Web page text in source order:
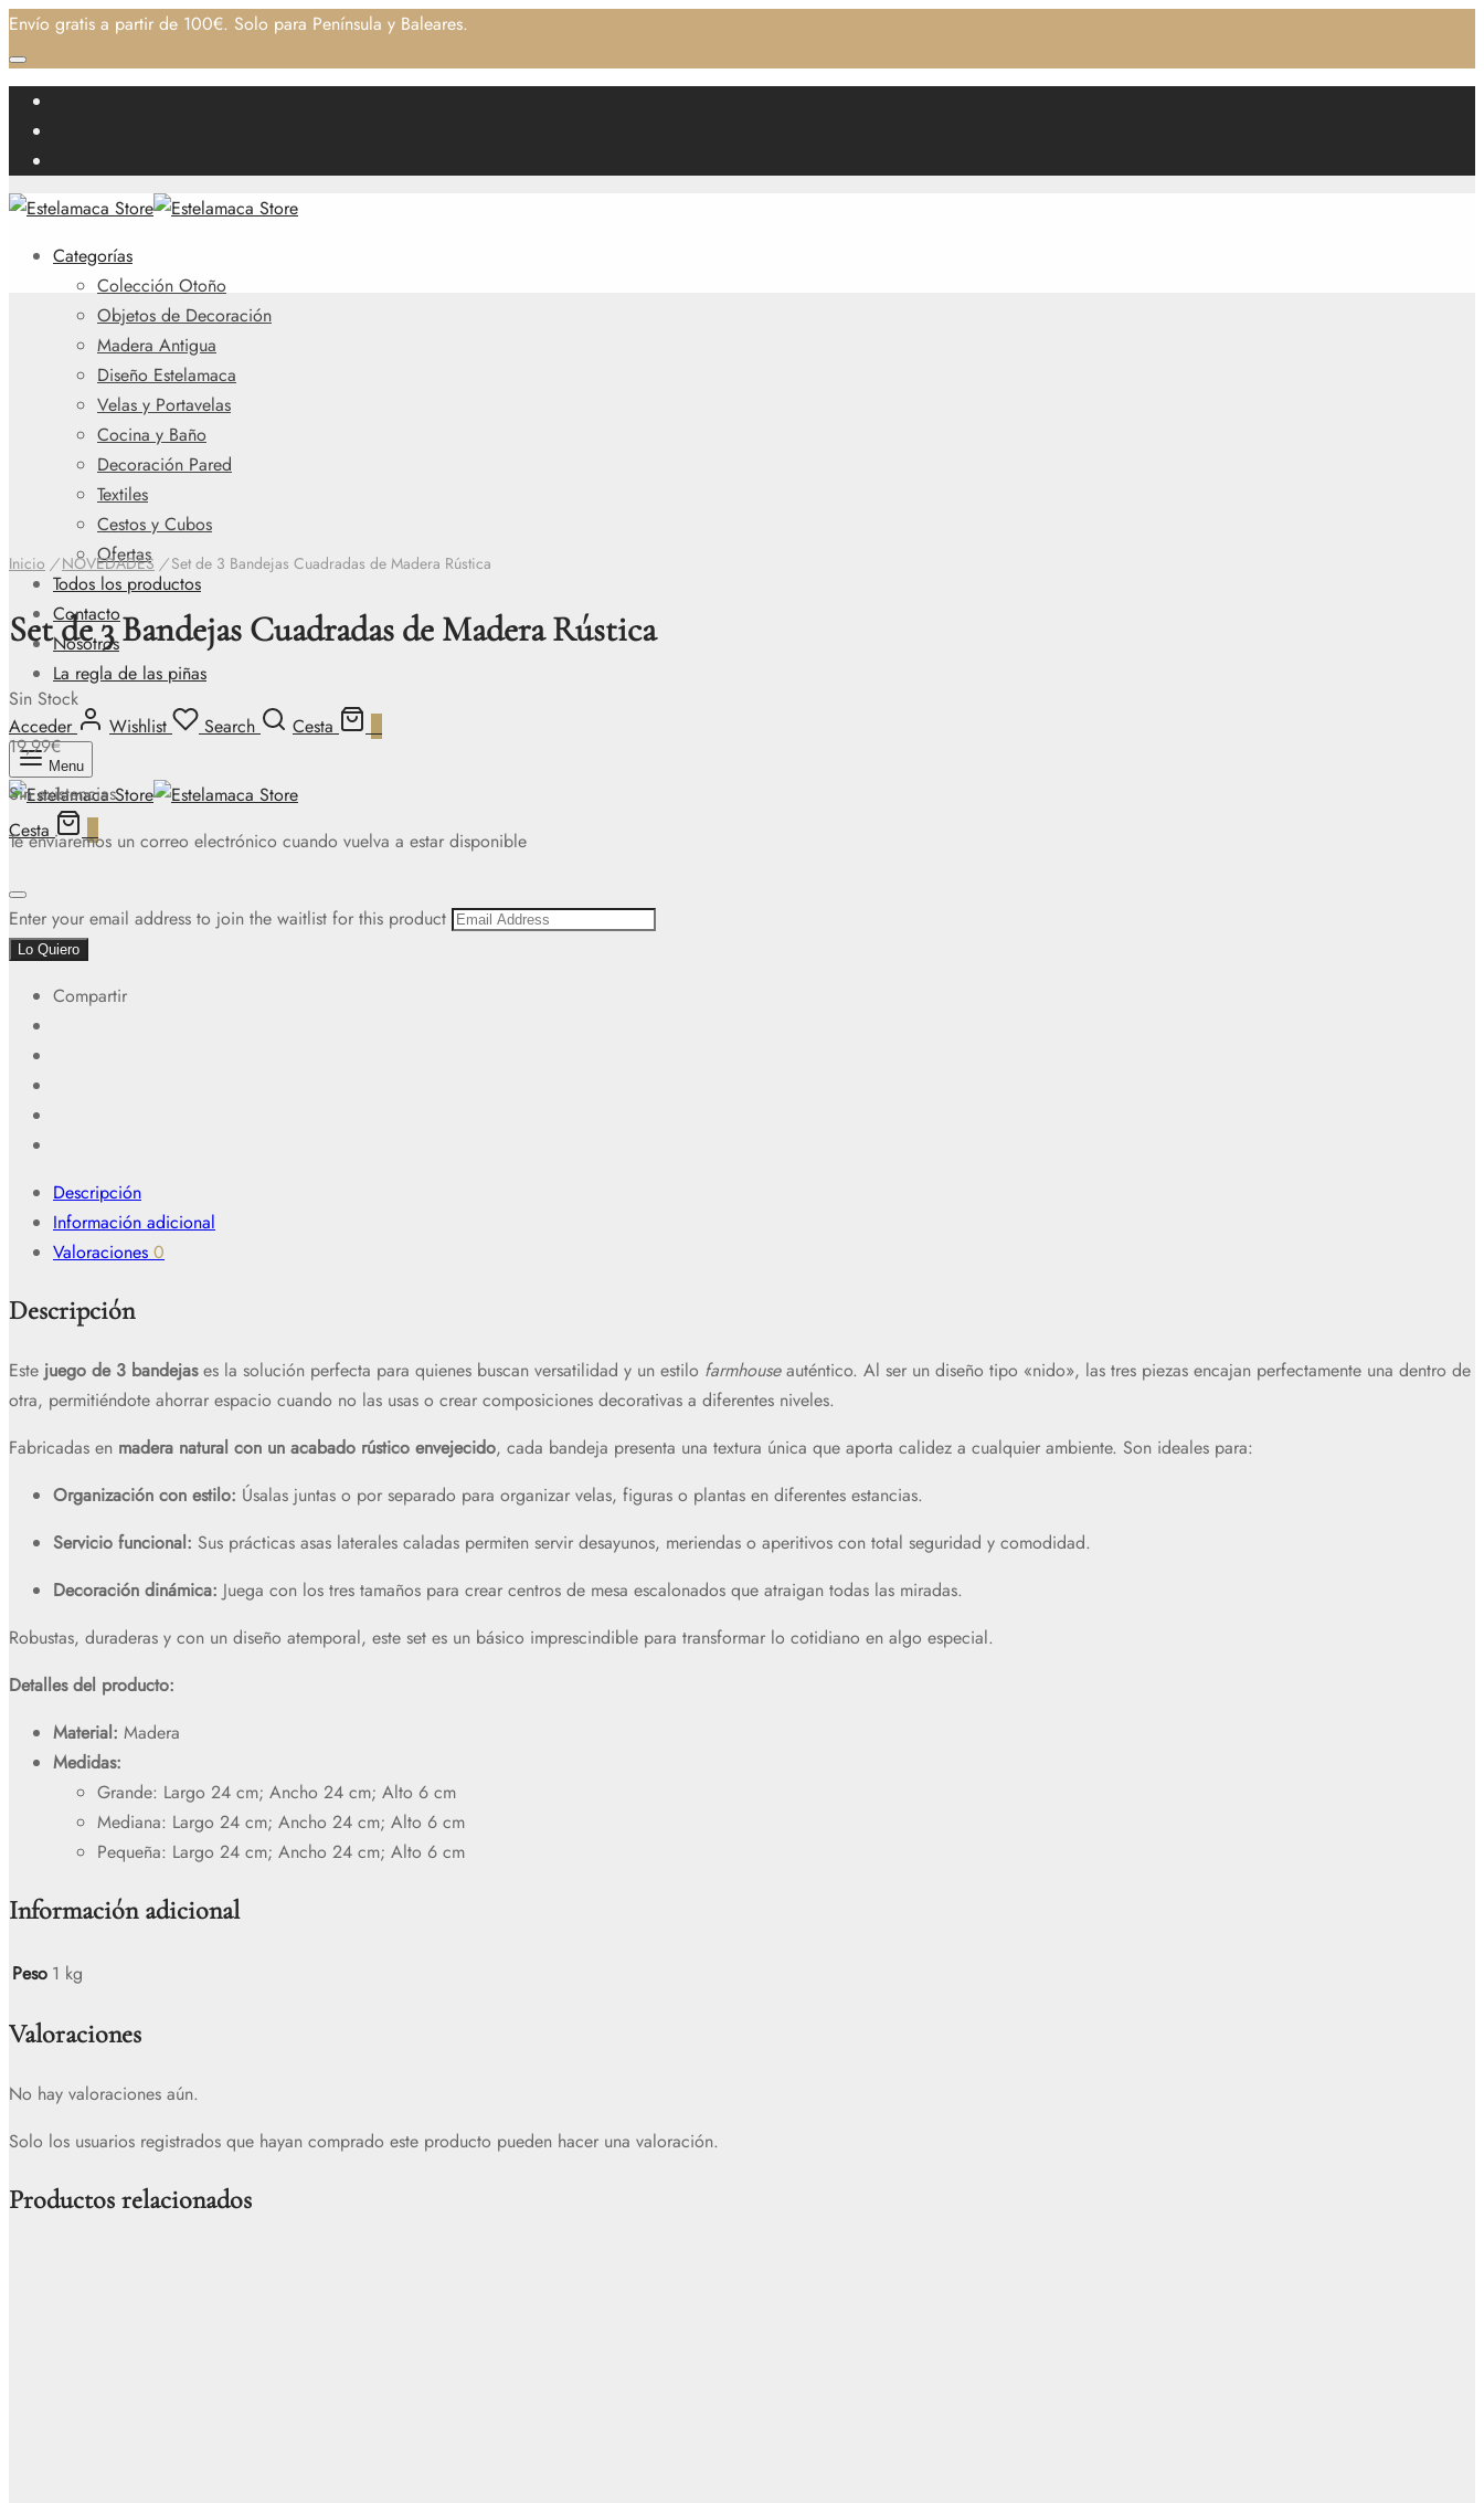
Envío gratis a partir de 100€. Solo para Península y Baleares.
Categorías
Colección Otoño
Objetos de Decoración
Madera Antigua
Diseño Estelamaca
Velas y Portavelas
Cocina y Baño
Decoración Pared
Textiles
Cestos y Cubos
Ofertas
Todos los productos
Contacto
Nosotros
La regla de las piñas
Acceder Wishlist Search Cesta
Menu
Cesta
Inicio / NOVEDADES /Set de 3 Bandejas Cuadradas de Madera Rústica
Set de 3 Bandejas Cuadradas de Madera Rústica
Sin Stock
19,99€
Sin existencias
Te enviaremos un correo electrónico cuando vuelva a estar disponible
Dismiss
notification
Enter your email address to join the waitlist for this product
Lo Quiero
Compartir
Descripción
Información adicional
Valoraciones 0
Descripción
Este juego de 3 bandejases la solución perfecta para quienes buscan versatilidad y un estilo farmhouseauténtico. Al ser un diseño tipo «nido», las tres piezas encajan perfectamente una dentro de
otra, permitiéndote ahorrar espacio cuando no las usas o crear composiciones decorativas a diferentes niveles.
Fabricadas en madera natural con un acabado rústico envejecido, cada bandeja presenta una textura única que aporta calidez a cualquier ambiente. Son ideales para:
Organización con estilo: Úsalas juntas o por separado para organizar velas, figuras o plantas en diferentes estancias.
Servicio funcional: Sus prácticas asas laterales caladas permiten servir desayunos, meriendas o aperitivos con total seguridad y comodidad.
Decoración dinámica: Juega con los tres tamaños para crear centros de mesa escalonados que atraigan todas las miradas.
Robustas, duraderas y con un diseño atemporal, este set es un básico imprescindible para transformar lo cotidiano en algo especial.
Detalles del producto:
Material: Madera
Medidas:
Grande: Largo 24 cm; Ancho 24 cm; Alto 6 cm
Mediana: Largo 24 cm; Ancho 24 cm; Alto 6 cm
Pequeña: Largo 24 cm; Ancho 24 cm; Alto 6 cm
Información adicional
Peso 1 kg
Valoraciones
No hay valoraciones aún.
Solo los usuarios registrados que hayan comprado este producto pueden hacer una valoración.
Productos relacionados